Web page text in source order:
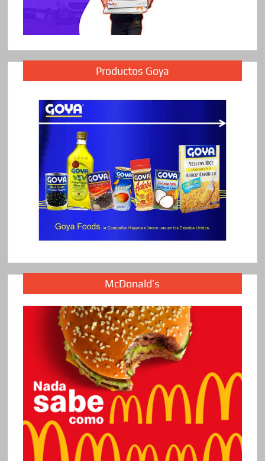
Productos Goya
McDonald’s